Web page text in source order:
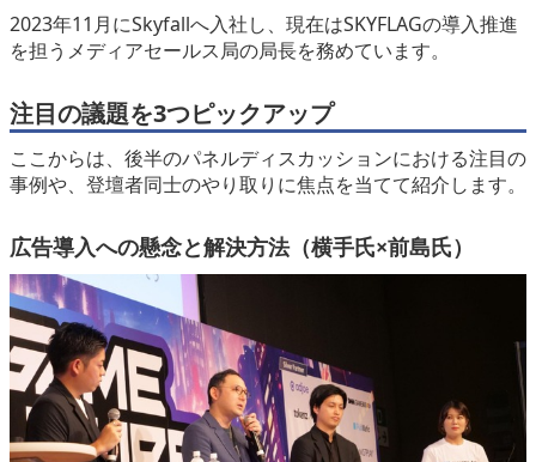
2023年11月にSkyfallへ入社し、現在はSKYFLAGの導入推進
を担うメディアセールス局の局長を務めています。
注目の議題を3つピックアップ
ここからは、後半のパネルディスカッションにおける注目の
事例や、登壇者同士のやり取りに焦点を当てて紹介します。
広告導入への懸念と解決方法（横手氏×前島氏）